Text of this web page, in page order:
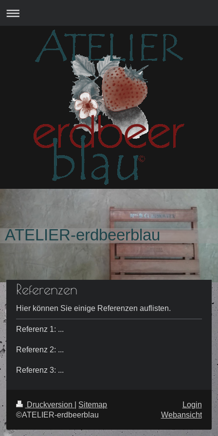
ATELIER-erdbeerblau
Referenzen
Hier können Sie einige Referenzen auflisten.
Referenz 1: ...
Referenz 2: ...
Referenz 3: ...
Druckversion
Sitemap
©ATELIER-erdbeerblau
Login
Webansicht